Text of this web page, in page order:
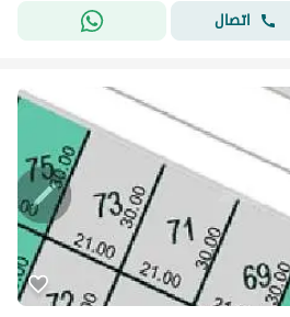
اتصال